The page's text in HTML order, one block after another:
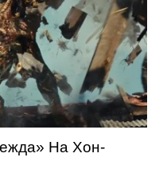
На Хон-